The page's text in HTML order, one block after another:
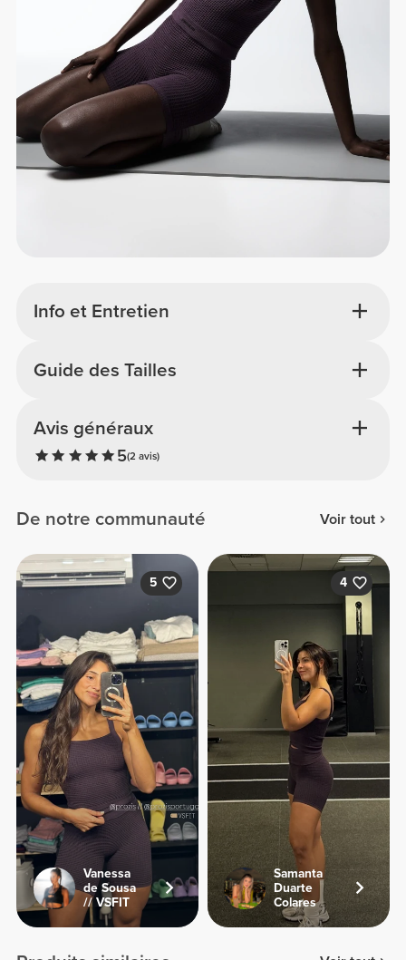
Info et Entretien
Avis généraux
5(2 avis)
Guide des Tailles
De notre communauté Voir tout
5
Vanessa
de Sousa
// VSFIT
4
Samanta
Duarte
Colares